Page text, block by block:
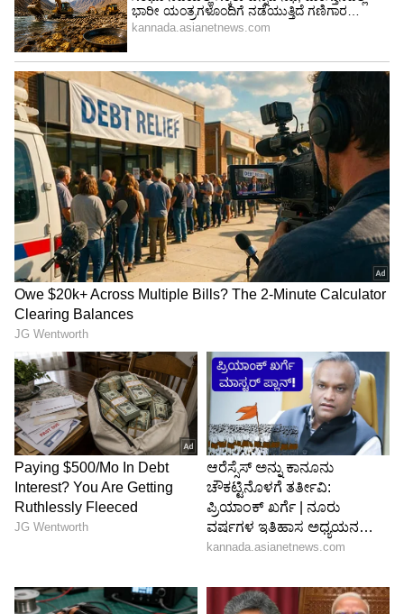
ನಟಿಸಿರುವ ‘ಇಂಡಿಯನ್ 2’ ರಿಲೀಸ್​ ದಿನಾಂಕವನ್ನು ತಂಡ
ಘೋಷಿಸಿದೆ. ಜುಲೈ 12ರಂದು ಚಿತ್ರ ಬಿಡುಗಡೆ ಆಗಲಿದೆ. ಆಗಲೇ
ಕಾಜಲ್ ಅವರು ಸಿನಿಮಾ ಪ್ರಚಾರದಲ್ಲಿ ತೊಡಗಿಕೊಂಡಿದ್ದಾರೆ.
ಈ ಮಧ್ಯೆ ಅವರು ಸಿನಿಮಾದ ಶೂಟಿಂಗ್ ದಿನಗಳನ್ನು ನೆನಪು
ಮಾಡಿಕೊಂಡಿದ್ದಾರೆ. ಆ ದಿನಗಳು ಎಷ್ಟು ಕಷ್ಟ ಇತ್ತು
ಎಂಬುದನ್ನು ಅವರು ವಿವರಿಸಿದ್ದಾರೆ.